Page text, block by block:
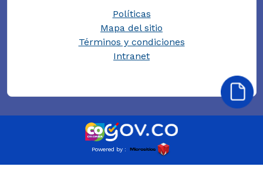
Políticas
Mapa del sitio
Términos y condiciones
Intranet
Powered by :